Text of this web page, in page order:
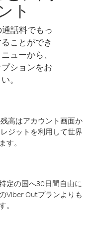
ト
話料でもっ
ことができ
ューから、
ションをお
。
高はアカウント画面か
ジットを利用して世界
す。
定の国へ30日間自由に
Viber Outプランよりも
。